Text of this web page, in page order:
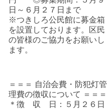
日～６月２７日まで
※つきしろ公民館に募金箱
を設置しております。区民
の皆様のご協力をお願いし
ます。
＝＝＝ 自治会費・防犯灯管
理費の徴収について ＝＝＝
＊徴 収 日：５月２６日